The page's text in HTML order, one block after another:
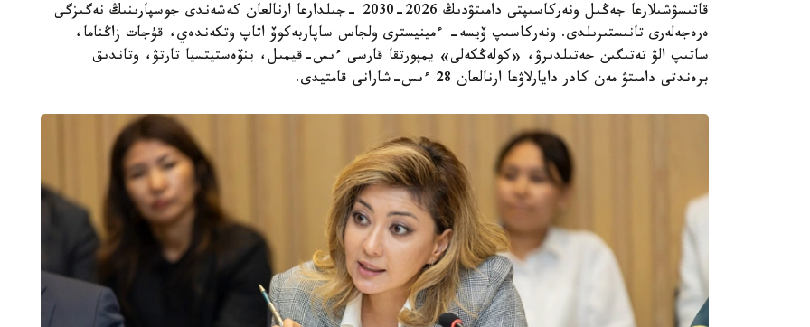
قاتىسۋشىلارعا جەڭىل ونەركاسىپتى دامىتۋدىڭ 2026-2030 -جىلدارعا ارنالعان كەشەندى جوسپارىنىڭ نەگىزگى
ەرەجەلەرى تانىستىرىلدى. ونەركاسىپ ۆيسە- ءمينيسترى ولجاس ساپاربەكوۆ اتاپ وتكەندەي، قۇجات زاڭناما،
ساتىپ الۋ تەتىگىن جەتىلدىرۋ، «كولەڭكەلى» يمپورتقا قارسى ءىس-قيمىل، ينۆەستيتسيا تارتۋ، وتاندىق
برەندتى دامىتۋ مەن كادر دايارلاۋعا ارنالعان 28 ءىس-شارانى قامتيدى.